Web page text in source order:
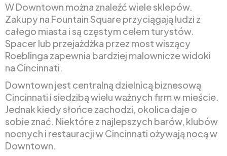
W Downtown można znaleźć wiele sklepów.
Zakupy na Fountain Square przyciągają ludzi z
całego miasta i są częstym celem turystów.
Spacer lub przejażdżka przez most wiszący
Roeblinga zapewnia bardziej malownicze widoki
na Cincinnati.
Downtown jest centralną dzielnicą biznesową
Cincinnati i siedzibą wielu ważnych firm w mieście.
Jednak kiedy słońce zachodzi, okolica daje o
sobie znać. Niektóre z najlepszych barów, klubów
nocnych i restauracji w Cincinnati ożywają nocą w
Downtown.